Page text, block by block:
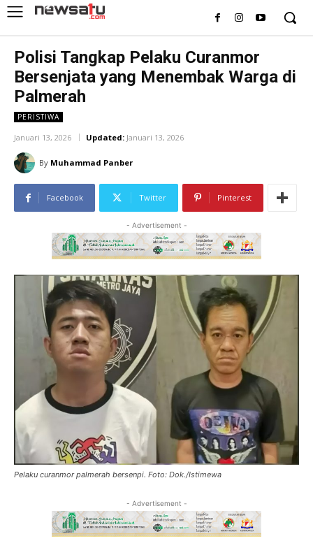
Polisi Tangkap Pelaku Curanmor
Bersenjata yang Menembak Warga di
Palmerah
PERISTIWA
Januari 13, 2026 Updated: Januari 13, 2026
By Muhammad Panber
Facebook Twitter Pinterest
- Advertisement -
Pelaku curanmor palmerah bersenpi. Foto: Dok./Istimewa
- Advertisement -